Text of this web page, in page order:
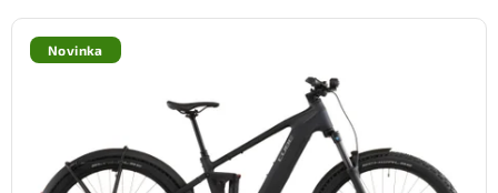
Novinka